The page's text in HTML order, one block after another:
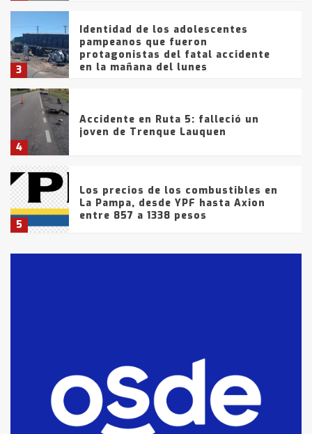
3
Identidad de los adolescentes
pampeanos que fueron
protagonistas del fatal accidente
en la mañana del lunes
4
Accidente en Ruta 5: falleció un
joven de Trenque Lauquen
5
Los precios de los combustibles en
La Pampa, desde YPF hasta Axion
entre 857 a 1338 pesos
fueron detenidos por
comercialización de drogas en la
tarde del sábado
T.Lauquen: se vendió el edificio de